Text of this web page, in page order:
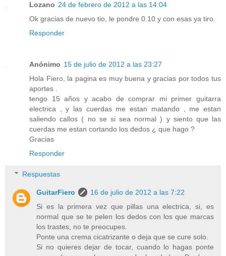
Lozano 24 de febrero de 2012 a las 14:04
Ok gracias de nuevo tio, le pondre 0.10 y con esas ya tiro.
Responder
Anónimo 15 de julio de 2012 a las 23:27
Hola Fiero, la pagina es muy buena y gracias por todos tus
aportes .
tengo 15 años y acabo de comprar mi primer guitarra
electrica , y las cuerdas me estan matando , me estan
saliendo callos ( no se si sea normal ) y siento que las
cuerdas me estan cortando los dedos ¿ que hago ?
Gracias
Responder
Respuestas
GuitarFiero
16 de julio de 2012 a las 7:22
Si es la primera vez que pillas una electrica, si, es
normal que se te pelen los dedos con los que marcas
los trastes, no te preocupes.
Ponte una crema cicatrizante o deja que se cure solo.
Si no quieres dejar de tocar, cuando lo hagas ponte